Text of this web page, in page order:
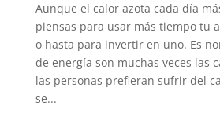
Aunque el calor azota cada día
piensas para usar más tiempo tu
o hasta para invertir en uno. Es
de energía son muchas veces las
las personas prefieran sufrir del
se...